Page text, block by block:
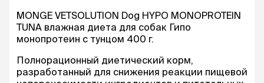
MONGE VETSOLUTION Dog HYPO MONOPROTEIN
TUNA влажная диета для собак Гипо
монопротеин с тунцом 400 г.
Полнорационный диетический корм,
разработанный для снижения реакции пищевой